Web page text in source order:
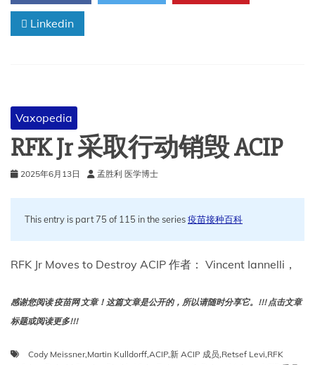
员
被
除
警
报
Linkedin
Vaxopedia
RFK Jr 采取行动销毁 ACIP
2025年6月13日 孟胜利 医学博士
This entry is part 75 of 115 in the series疫苗接种百科
RFK Jr Moves to Destroy ACIP 作者： Vincent Iannelli，
感谢您阅读 疫苗网 文章！这篇文章是公开的，所以请随时分享它。!!! 点击文章
标题或阅读更多!!!
Cody Meissner,Martin Kulldorff,ACIP,新 ACIP 成员,Retsef Levi,RFK